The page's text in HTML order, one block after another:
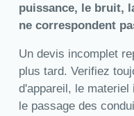
puissance, le bruit,
ne correspondent
Un devis incomplet
plus tard. Verifiez
d'appareil, le
le passage des